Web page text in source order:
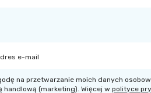
e-mail
na przetwarzanie moich danych
handlową (marketing). Więcej w polityce